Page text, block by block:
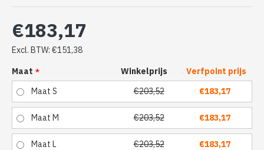
€183,17
Excl. BTW: €151,38
Maat
Winkelprijs
Verfpoint prijs
€203,52
€183,17
Maat S
€203,52 €183,17
Maat M
€203,52 €183,17
Maat L